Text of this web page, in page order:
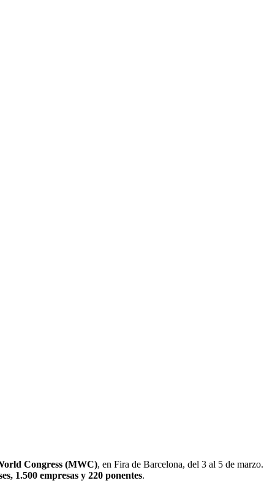
Congress (MWC), en Fira de Barcelona, del 3 al 5 de
1.500 empresas y 220 ponentes.